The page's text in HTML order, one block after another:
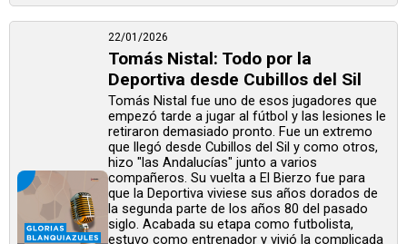
22/01/2026
Tomás Nistal: Todo por la
Deportiva desde Cubillos del Sil
Tomás Nistal fue uno de esos jugadores que
empezó tarde a jugar al fútbol y las lesiones le
retiraron demasiado pronto. Fue un extremo
que llegó desde Cubillos del Sil y como otros,
hizo "las Andalucías" junto a varios
compañeros. Su vuelta a El Bierzo fue para
que la Deportiva viviese sus años dorados de
la segunda parte de los años 80 del pasado
siglo. Acabada su etapa como futbolista,
estuvo como entrenador y vivió la complicada